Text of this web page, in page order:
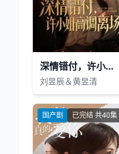
深情错付，许小姐高调离场
刘昱辰＆黄昱清
国产剧 已完结 共40集